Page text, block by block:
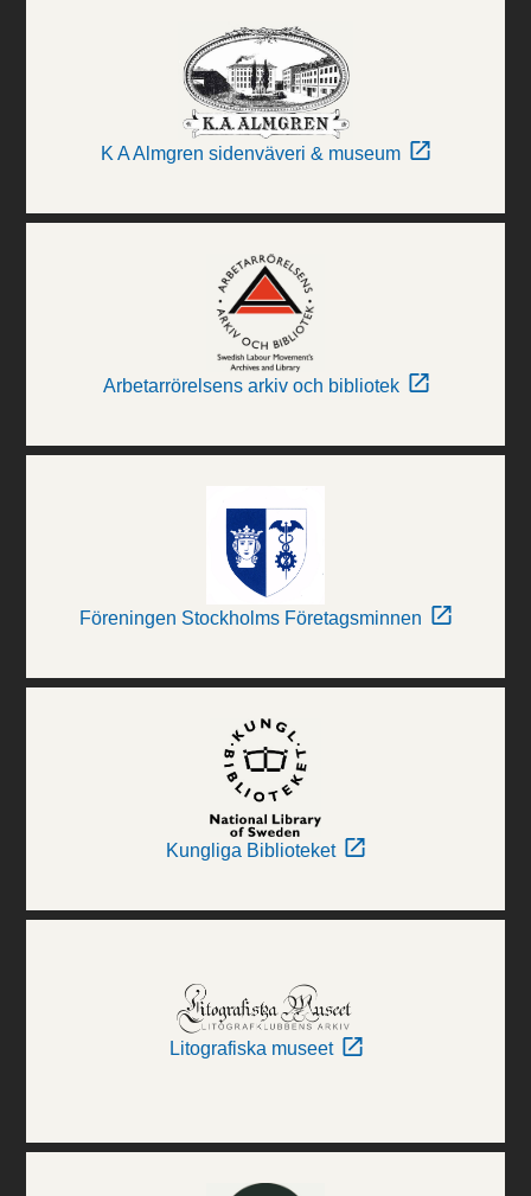
K A Almgren sidenväveri & museum
Arbetarrörelsens arkiv och bibliotek
Föreningen Stockholms Företagsminnen
Kungliga Biblioteket
Litografiska museet